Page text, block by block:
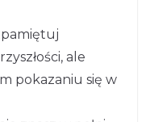
ale
pokazaniu się w